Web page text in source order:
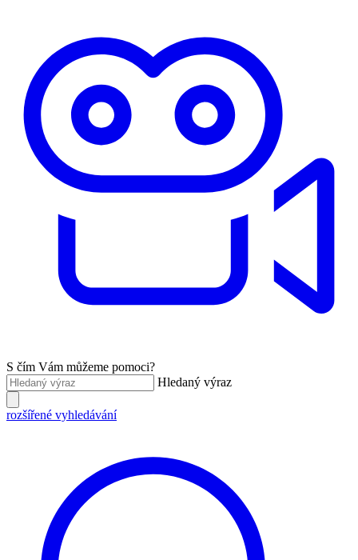
S čím Vám můžeme pomoci?
Hledaný výraz
rozšířené vyhledávání